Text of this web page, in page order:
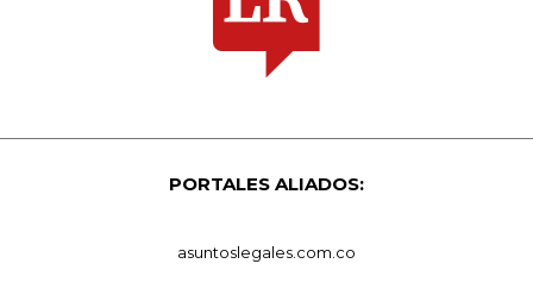
PORTALES ALIADOS:
asuntoslegales.com.co